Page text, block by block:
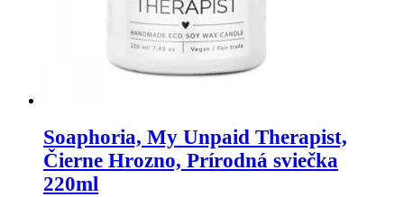
Soaphoria, My Unpaid Therapist,
Čierne Hrozno, Prírodná sviečka
220ml